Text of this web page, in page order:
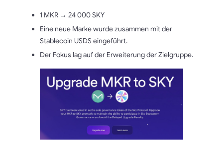
1 MKR → 24 000 SKY
Eine neue Marke wurde zusammen mit der
Stablecoin USDS eingeführt.
Der Fokus lag auf der Erweiterung der Zielgruppe.